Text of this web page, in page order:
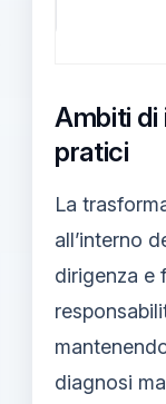
Ambiti di
pratici
La
all’interno
dirigenza e
diagnosi